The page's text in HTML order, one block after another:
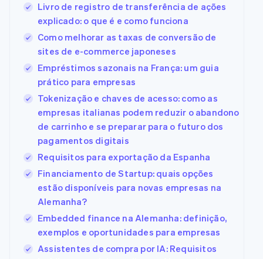
Stripe Sessions 2026
Veja como a Stripe está construindo a infraestrutura
Assista agora
Livro de registro de transferência de ações
explicado: o que é e como funciona
Como melhorar as taxas de conversão de
sites de e-commerce japoneses
Empréstimos sazonais na França: um guia
prático para empresas
Tokenização e chaves de acesso: como as
empresas italianas podem reduzir o abandono
de carrinho e se preparar para o futuro dos
pagamentos digitais
Requisitos para exportação da Espanha
Financiamento de Startup: quais opções
estão disponíveis para novas empresas na
Alemanha?
Embedded finance na Alemanha: definição,
exemplos e oportunidades para empresas
Assistentes de compra por IA: Requisitos